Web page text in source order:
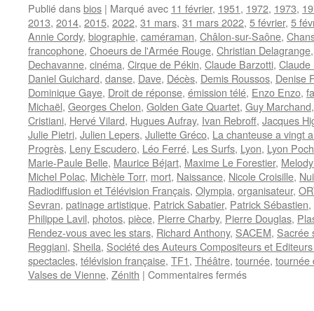
Publié dansbios | Marqué avec 11 février, 1951, 1972, 1973,
2013, 2014, 2015, 2022, 31 mars, 31 mars 2022, 5 février, 5
Annie Cordy, biographie, caméraman, Châlon-sur-Saône,
francophone, Choeurs de l'Armée Rouge, Christian Delagrange
Dechavanne, cinéma, Cirque de Pékin, Claude Barzotti, Claude
Daniel Guichard, danse, Dave, Décès, Demis Roussos, Denise
Dominique Gaye, Droit de réponse, émission télé, Enzo Enzo,
Michaël, Georges Chelon, Golden Gate Quartet, Guy Marchand
Cristiani, Hervé Vilard, Hugues Aufray, Ivan Rebroff, Jacques
Julie Pietri, Julien Lepers, Juliette Gréco, La chanteuse a vingt
Progrès, Leny Escudero, Léo Ferré, Les Surfs, Lyon, Lyon
Marie-Paule Belle, Maurice Béjart, Maxime Le Forestier,
Michel Polac, Michèle Torr, mort, Naissance, Nicole Croisille,
Radiodiffusion et Télévision Français, Olympia, organisateur,
Sevran, patinage artistique, Patrick Sabatier, Patrick Sébastien,
Philippe Lavil, photos, pièce, Pierre Charby, Pierre Douglas,
Rendez-vous avec les stars, Richard Anthony, SACEM, Sacrée
Reggiani, Sheila, Société des Auteurs Compositeurs et
spectacles, télévision française, TF1, Théâtre, tournée, tournée
Valses de Vienne, Zénith | Commentaires ferméssur